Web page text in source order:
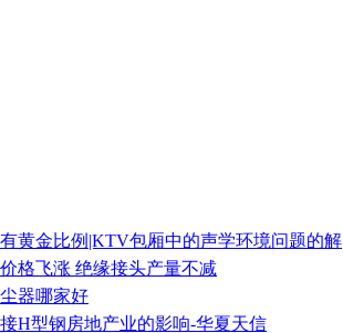
黄金比例|KTV包厢中的声学环境问题的解
格飞涨 绝缘接头产量不减
器哪家好
H型钢房地产业的影响-华夏天信